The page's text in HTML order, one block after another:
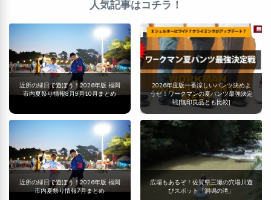
人気記事はコチラ！
近所の縁日で遊ぼう！2026年版 福岡
市内夏祭り情報8月9月10月まとめ
2026年度版一番涼しいパンツ決めよ
うぜ！ワークマンの夏パンツ最強決定
戦[無印良品とも比較]
近所の縁日で遊ぼう！2026年版 福岡
市内夏祭り情報7月まとめ
広場もあるぞ！佐賀県三瀬の穴場川遊
びスポット「洞鳴の滝」